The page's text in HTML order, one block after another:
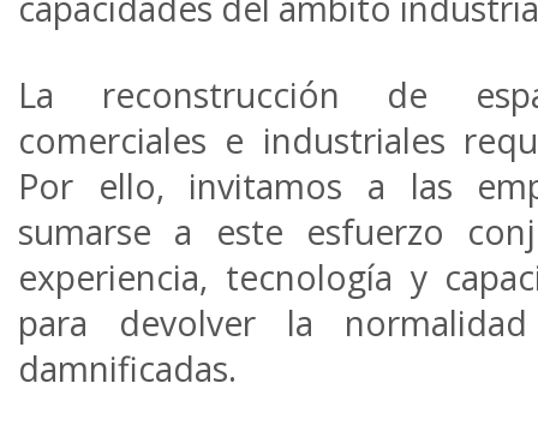
La reconstrucción de
comerciales e industriales
Por ello, invitamos a las
sumarse a este esfuerzo
experiencia, tecnología y
para devolver la
damnificadas.